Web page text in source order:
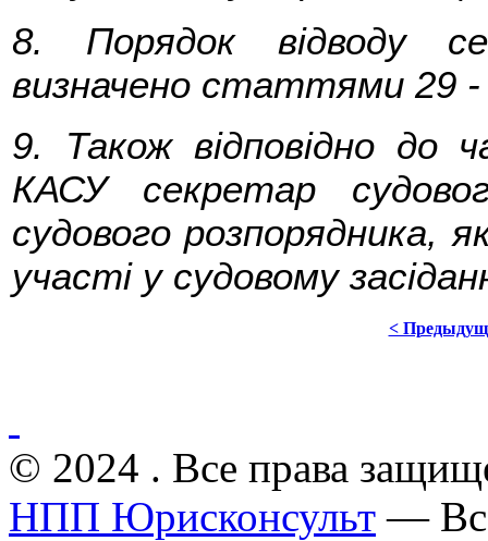
8. Порядок відводу
визначено статтями 29
9. Також відповідно до
КАСУ секретар
судового розпорядника,
участі у судовому
<
© 2024 . Все права
НПП Юрисконсульт —